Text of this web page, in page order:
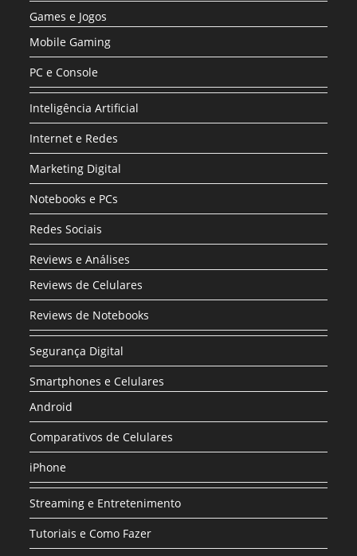
Games e Jogos
Mobile Gaming
PC e Console
Inteligência Artificial
Internet e Redes
Marketing Digital
Notebooks e PCs
Redes Sociais
Reviews e Análises
Reviews de Celulares
Reviews de Notebooks
Segurança Digital
Smartphones e Celulares
Android
Comparativos de Celulares
iPhone
Streaming e Entretenimento
Tutoriais e Como Fazer